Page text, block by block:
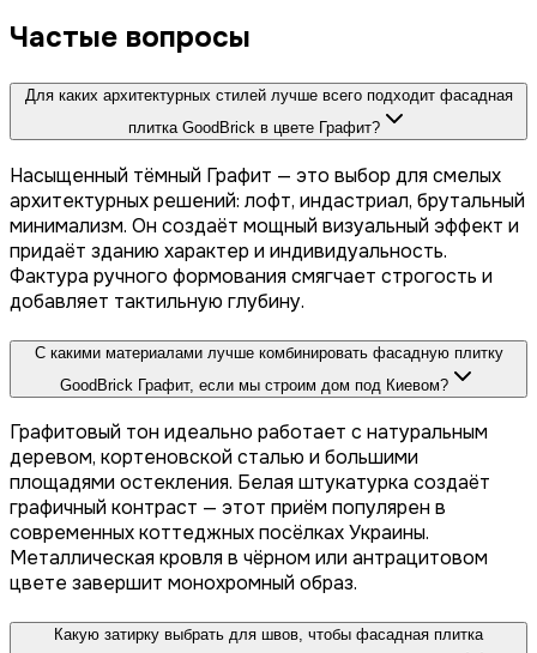
Частые вопросы
Для каких архитектурных стилей лучше всего подходит фасадная
плитка GoodBrick в цвете Графит?
Насыщенный тёмный Графит — это выбор для смелых
архитектурных решений: лофт, индастриал, брутальный
минимализм. Он создаёт мощный визуальный эффект и
придаёт зданию характер и индивидуальность.
Фактура ручного формования смягчает строгость и
добавляет тактильную глубину.
С какими материалами лучше комбинировать фасадную плитку
GoodBrick Графит, если мы строим дом под Киевом?
Графитовый тон идеально работает с натуральным
деревом, кортеновской сталью и большими
площадями остекления. Белая штукатурка создаёт
графичный контраст — этот приём популярен в
современных коттеджных посёлках Украины.
Металлическая кровля в чёрном или антрацитовом
цвете завершит монохромный образ.
Какую затирку выбрать для швов, чтобы фасадная плитка